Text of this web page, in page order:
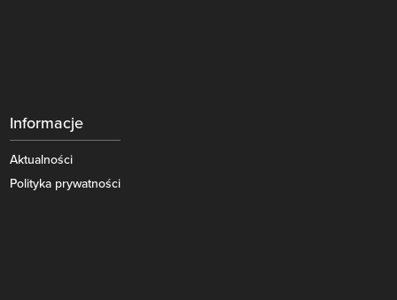
Informacje
Aktualności
Polityka prywatności